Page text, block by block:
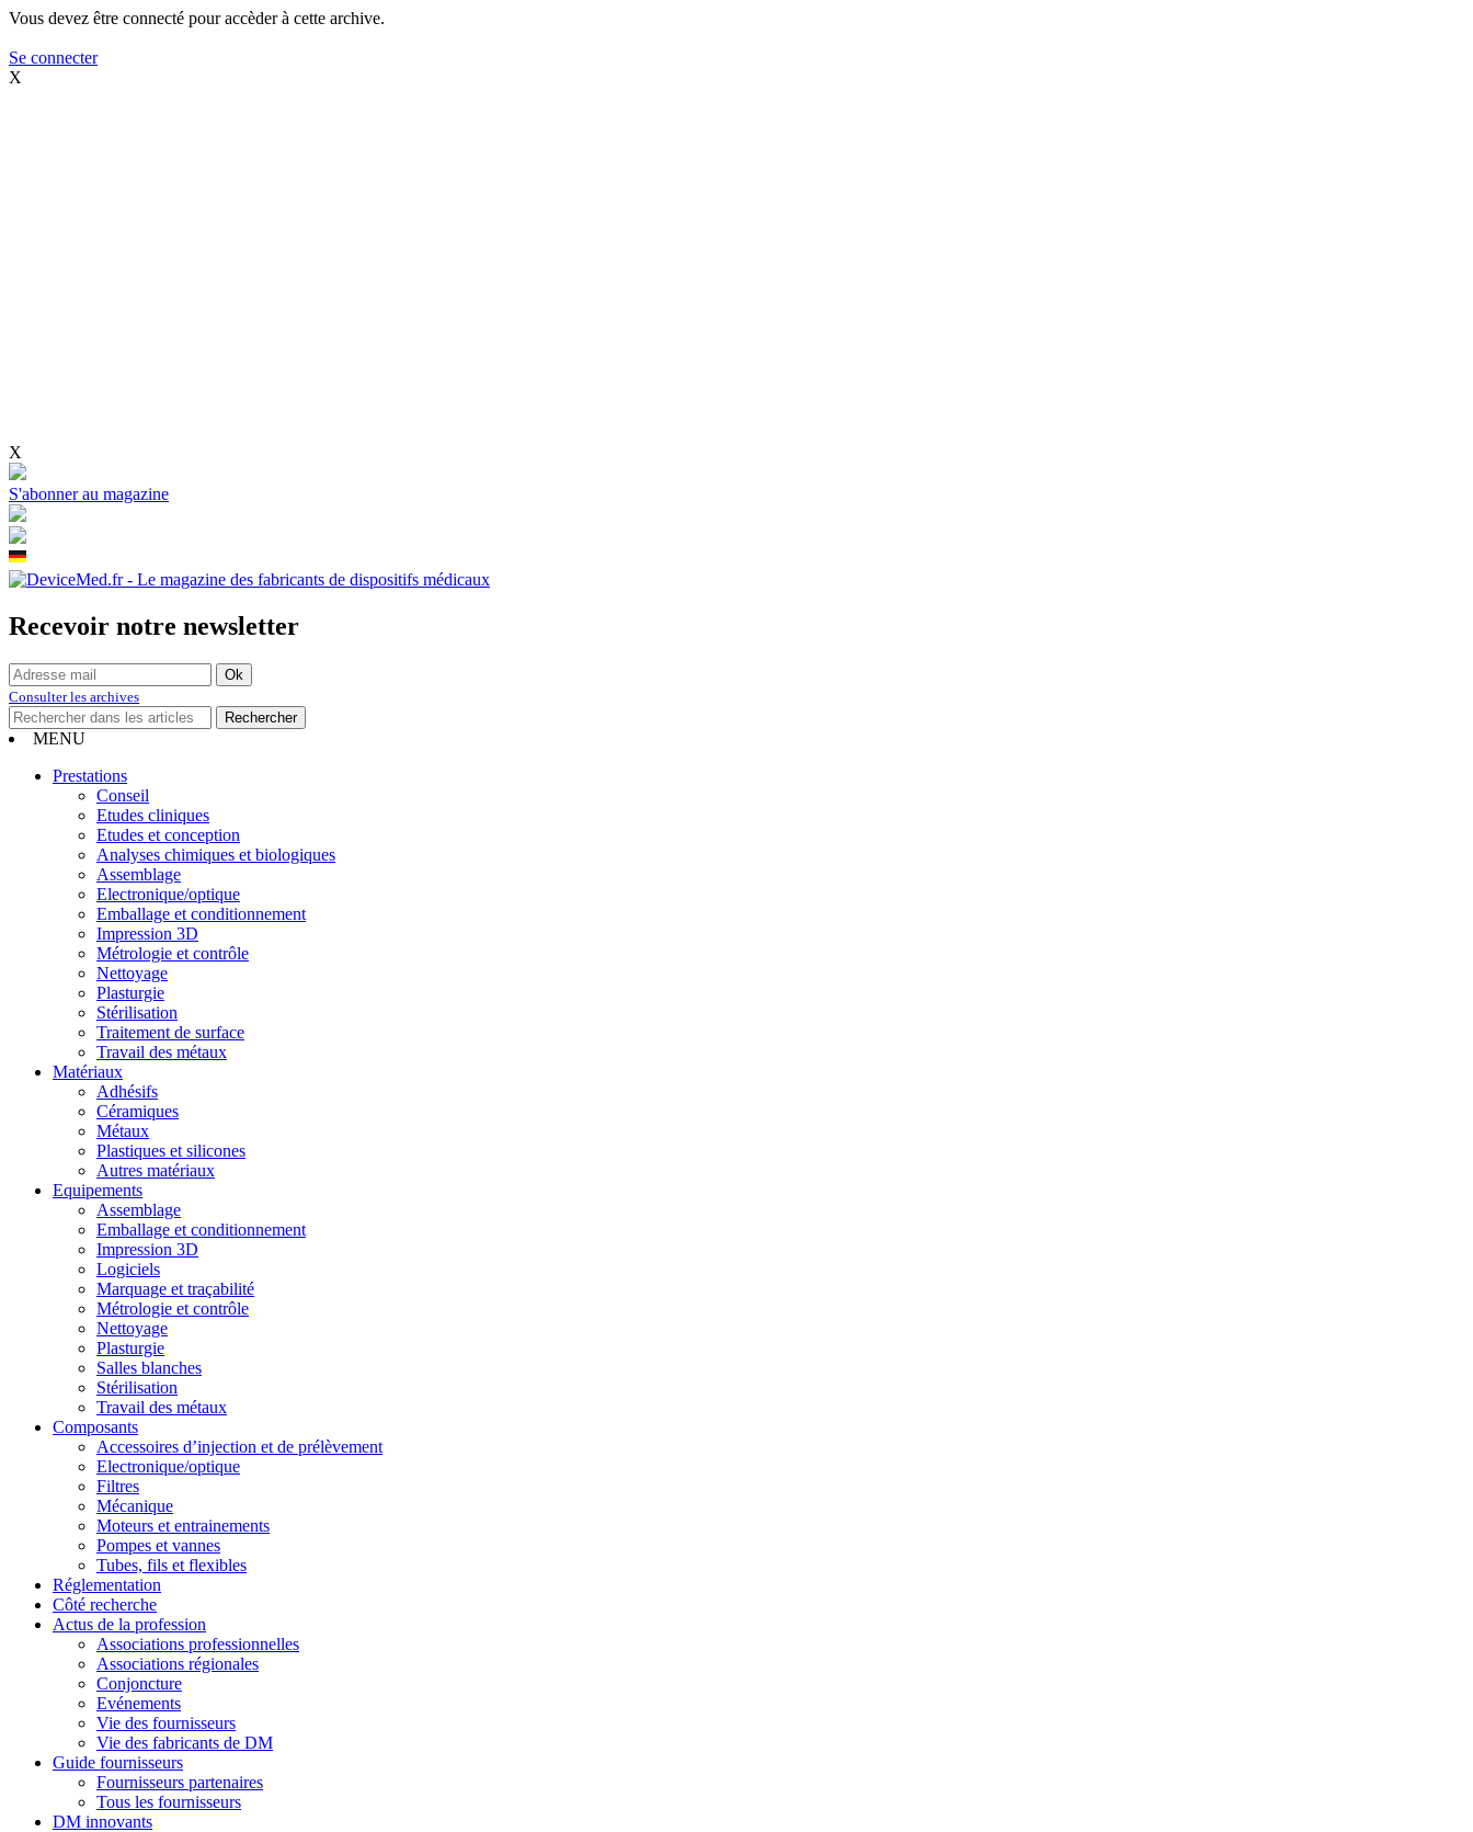
Vous devez être connecté pour accèder à cette archive.
Se connecter
X
X
S'abonner au magazine
Recevoir notre newsletter
Consulter les archives
MENU
Prestations
Conseil
Etudes cliniques
Etudes et conception
Analyses chimiques et biologiques
Assemblage
Electronique/optique
Emballage et conditionnement
Impression 3D
Métrologie et contrôle
Nettoyage
Plasturgie
Stérilisation
Traitement de surface
Travail des métaux
Matériaux
Adhésifs
Céramiques
Métaux
Plastiques et silicones
Autres matériaux
Equipements
Assemblage
Emballage et conditionnement
Impression 3D
Logiciels
Marquage et traçabilité
Métrologie et contrôle
Nettoyage
Plasturgie
Salles blanches
Stérilisation
Travail des métaux
Composants
Accessoires d’injection et de prélèvement
Electronique/optique
Filtres
Mécanique
Moteurs et entrainements
Pompes et vannes
Tubes, fils et flexibles
Réglementation
Côté recherche
Actus de la profession
Associations professionnelles
Associations régionales
Conjoncture
Evénements
Vie des fournisseurs
Vie des fabricants de DM
Guide fournisseurs
Fournisseurs partenaires
Tous les fournisseurs
DM innovants